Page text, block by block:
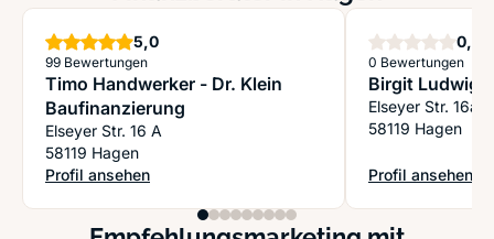
5,0Sterne
99 Bewertungen
Timo Handwerker - Dr. Klein
Baufinanzierung
Elseyer Str. 16 A
58119 Hagen
Profil ansehen
: Timo Handwerker - Dr. Klein Baufinanzierung
0,0
0 Bewertungen
Birgit Ludwig
Elseyer Str. 16a
58119 Hagen
Profil ansehen
: Birgit Ludwig